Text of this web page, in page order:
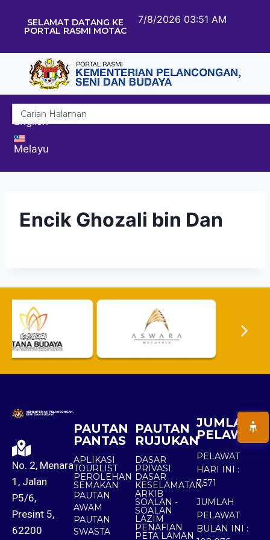
SELAMAT DATANG KE
PORTAL RASMI MOTAC
7/8/2026 03:51 AM
English
Melayu
Encik Ghozali bin Dan
No. 2, Menara
1, Jalan
P5/6,
Presint 5,
62200
PAUTAN
PANTAS
APLIKASI
TOURLIST
PEROLEHAN
SEMAKAN
PAUTAN
AWAM
PAUTAN
SWASTA
PAUTAN
RUJUKAN
DASAR
PRIVASI
DASAR
KESELAMATAN
ARKIB
SOALAN -
SOALAN
LAZIM
PENAFIAN
PETA LAMAN
JUMLAH
PELAWAT
PELAWAT
HARI INI :
7,571
JUMLAH
PELAWAT
BULAN INI :